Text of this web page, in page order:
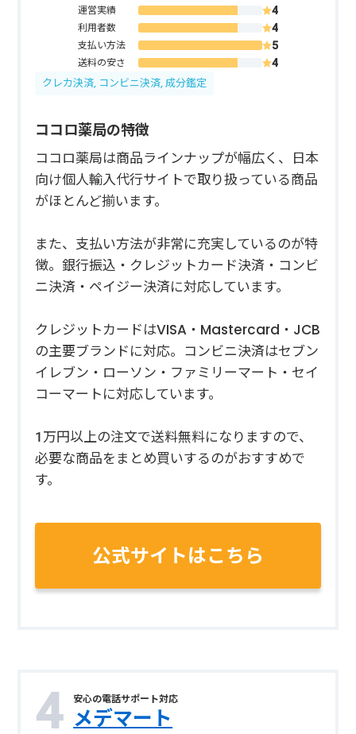
運営実績
利用者数
支払い方法
送料の安さ
クレカ決済, コンビニ決済, 成分鑑定
ココロ薬局の特徴
ココロ薬局は商品ラインナップが幅広く、日本
向け個人輸入代行サイトで取り扱っている商品
がほとんど揃います。
また、支払い方法が非常に充実しているのが特
徴。銀行振込・クレジットカード決済・コンビ
ニ決済・ペイジー決済に対応しています。
クレジットカードはVISA・Mastercard・JCB
の主要ブランドに対応。コンビニ決済はセブン
イレブン・ローソン・ファミリーマート・セイ
コーマートに対応しています。
1万円以上の注文で送料無料になりますので、
必要な商品をまとめ買いするのがおすすめで
す。
公式サイトはこちら
安心の電話サポート対応
メデマート